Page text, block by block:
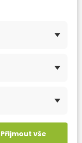
Přijmout vše